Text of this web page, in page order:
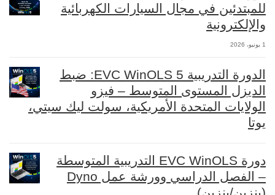
للمبتدئين في مجال السيارات الكهربائية
والإلكترونية
1 يونيو، 2026
الدورة التدريبية EVC WinOLS 5: ضبط
الديزل المستوى المتوسط – فيزو
الولايات المتحدة الأمريكية، سولت ليك سيتي،
يوتا
دورة EVC WinOLS التدريبية المتوسطة
– الفصل الدراسي وورشة عمل Dyno